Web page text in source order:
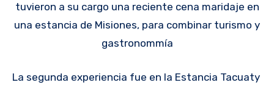
tuvieron a su cargo una reciente cena maridaje en
una estancia de Misiones, para combinar turismo y
gastronommía
La segunda experiencia fue en la Estancia Tacuaty